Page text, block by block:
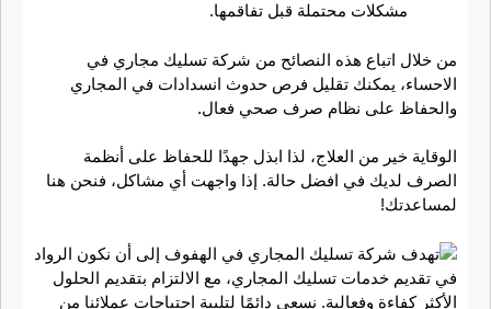
مشكلات محتملة قبل تفاقمها.
من خلال اتباع هذه النصائح من شركة تسليك مجاري في
الاحساء، يمكنك تقليل فرص حدوث انسدادات في المجاري
والحفاظ على نظام صرف صحي فعال.
الوقاية خير من العلاج، لذا ابذل جهدًا للحفاظ على أنظمة
الصرف لديك في افضل حالة. إذا واجهت أي مشاكل، فنحن هنا
لمساعدتك!